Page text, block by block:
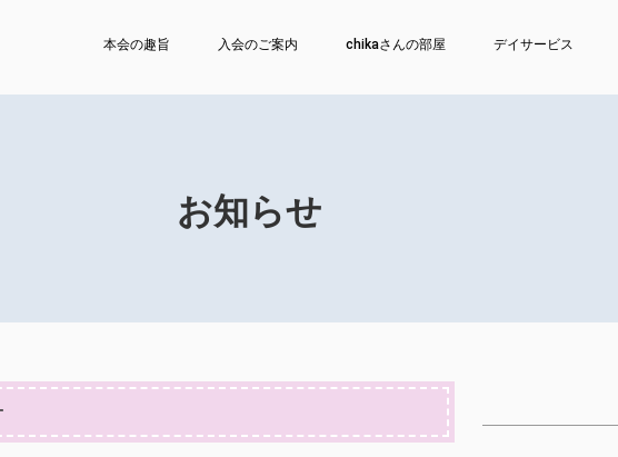
本会の趣旨 入会のご案内 chikaさんの部屋 デイサービス
お知らせ